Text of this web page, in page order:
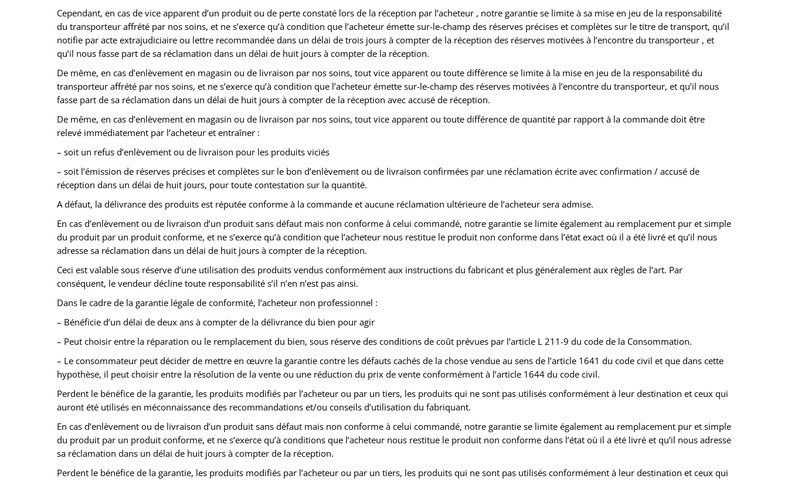
Cependant, en cas de vice apparent d’un produit ou de perte constaté lors de la réception par l’acheteur , notre garantie se limite à sa mise en jeu de la responsabilité
du transporteur affrété par nos soins, et ne s’exerce qu’à condition que l’acheteur émette sur-le-champ des réserves précises et complètes sur le titre de transport, qu’il
notifie par acte extrajudiciaire ou lettre recommandée dans un délai de trois jours à compter de la réception des réserves motivées à l’encontre du transporteur , et
qu’il nous fasse part de sa réclamation dans un délai de huit jours à compter de la réception.
De même, en cas d’enlèvement en magasin ou de livraison par nos soins, tout vice apparent ou toute différence se limite à la mise en jeu de la responsabilité du
transporteur affrété par nos soins, et ne s’exerce qu’à condition que l’acheteur émette sur-le-champ des réserves motivées à l’encontre du transporteur, et qu’il nous
fasse part de sa réclamation dans un délai de huit jours à compter de la réception avec accusé de réception.
De même, en cas d’enlèvement en magasin ou de livraison par nos soins, tout vice apparent ou toute différence de quantité par rapport à la commande doit être
relevé immédiatement par l’acheteur et entraîner :
– soit un refus d’enlèvement ou de livraison pour les produits viciés
– soit l’émission de réserves précises et complètes sur le bon d’enlèvement ou de livraison confirmées par une réclamation écrite avec confirmation / accusé de
réception dans un délai de huit jours, pour toute contestation sur la quantité.
A défaut, la délivrance des produits est réputée conforme à la commande et aucune réclamation ultérieure de l’acheteur sera admise.
En cas d’enlèvement ou de livraison d’un produit sans défaut mais non conforme à celui commandé, notre garantie se limite également au remplacement pur et simple
du produit par un produit conforme, et ne s’exerce qu’à condition que l’acheteur nous restitue le produit non conforme dans l’état exact où il a été livré et qu’il nous
adresse sa réclamation dans un délai de huit jours à compter de la réception.
Ceci est valable sous réserve d’une utilisation des produits vendus conformément aux instructions du fabricant et plus généralement aux règles de l’art. Par
conséquent, le vendeur décline toute responsabilité s’il n’en n’est pas ainsi.
Dans le cadre de la garantie légale de conformité, l’acheteur non professionnel :
– Bénéficie d’un délai de deux ans à compter de la délivrance du bien pour agir
– Peut choisir entre la réparation ou le remplacement du bien, sous réserve des conditions de coût prévues par l’article L 211-9 du code de la Consommation.
– Le consommateur peut décider de mettre en œuvre la garantie contre les défauts cachés de la chose vendue au sens de l’article 1641 du code civil et que dans cette
hypothèse, il peut choisir entre la résolution de la vente ou une réduction du prix de vente conformément à l’article 1644 du code civil.
Perdent le bénéfice de la garantie, les produits modifiés par l’acheteur ou par un tiers, les produits qui ne sont pas utilisés conformément à leur destination et ceux qui
auront été utilisés en méconnaissance des recommandations et/ou conseils d’utilisation du fabriquant.
En cas d’enlèvement ou de livraison d’un produit sans défaut mais non conforme à celui commandé, notre garantie se limite également au remplacement pur et simple
du produit par un produit conforme, et ne s’exerce qu’à conditions que l’acheteur nous restitue le produit non conforme dans l’état où il a été livré et qu’il nous adresse
sa réclamation dans un délai de huit jours à compter de la réception.
Perdent le bénéfice de la garantie, les produits modifiés par l’acheteur ou par un tiers, les produits qui ne sont pas utilisés conformément à leur destination et ceux qui